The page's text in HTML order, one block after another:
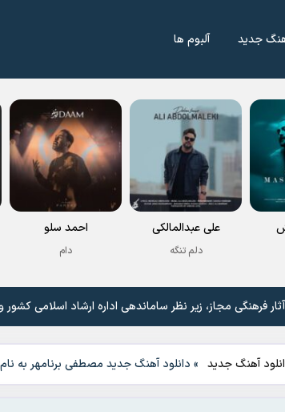
جدید آلبوم ها
علی عبدالمالکی
دلم تنگه
احمد سلو
دام
فرهنگی مجاز، زیر نظر ساماندهی اداره ارشاد اسلامی
آهنگ جدید » دانلود آهنگ جدید مصطفی برنامهر به